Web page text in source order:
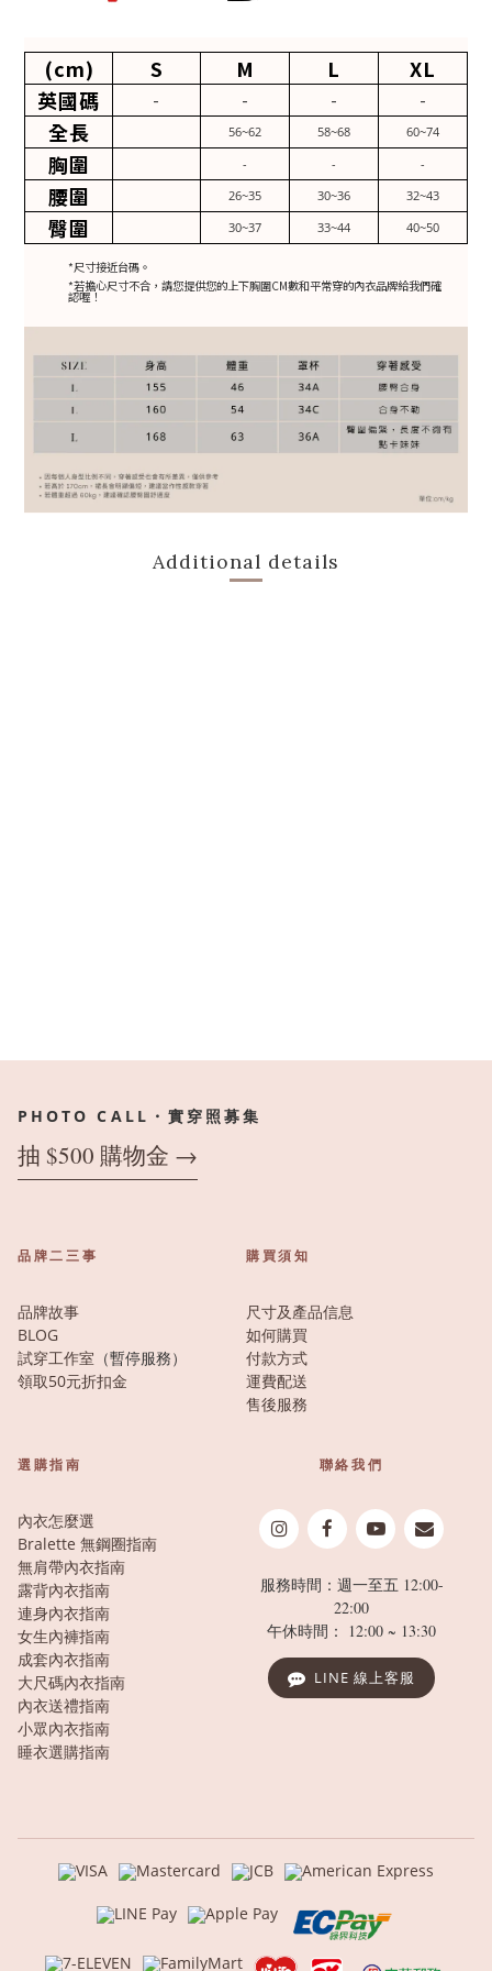
(cm) S M L
XL
英國碼
- - - -
全長 56~62 58~68 60~74
胸圍 - - -
腰圍 26~35 30~36 32~43
臀圍 30~37 33~44 40~50
*尺寸接近台碼。
*若擔心尺寸不合，請您提供您的上下胸圍CM數和平常穿的內衣品牌給我們確
認喔！
Additional details
PHOTO CALL・實穿照募集
抽 $500 購物金 →
品牌二三事
品牌故事
BLOG
試穿工作室 （暫停服務）
領取50元折扣金
購買須知
尺寸及產品信息
如何購買
付款方式
運費配送
售後服務
選購指南
內衣怎麼選
Bralette 無鋼圈指南
無肩帶內衣指南
露背內衣指南
連身內衣指南
女生內褲指南
成套內衣指南
大尺碼內衣指南
內衣送禮指南
小眾內衣指南
睡衣選購指南
聯絡我們
服務時間：週一至五 12:00-
22:00
午休時間： 12:00 ~ 13:30
LINE 線上客服